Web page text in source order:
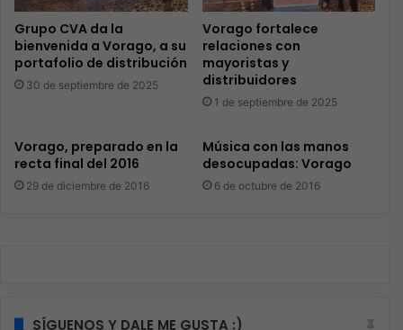
Grupo CVA da la
bienvenida a Vorago, a su
portafolio de distribución
30 de septiembre de 2025
Vorago fortalece
relaciones con
mayoristas y
distribuidores
1 de septiembre de 2025
Vorago, preparado en la
recta final del 2016
29 de diciembre de 2016
Música con las manos
desocupadas: Vorago
6 de octubre de 2016
SÍGUENOS Y DALE ME GUSTA :)